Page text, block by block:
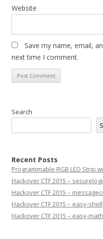
Website
Save my name, email,
next time I comment.
Search
Recent Posts
Programmable RGB LED Strip
Hackover CTF 2015 –
Hackover CTF 2015 –
Hackover CTF 2015 – easy-shell
Hackover CTF 2015 – easy-math